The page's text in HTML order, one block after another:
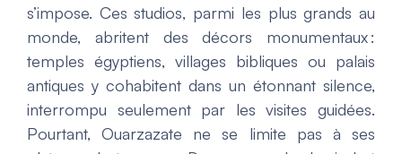
s’impose. Ces studios, parmi les plus grands au
monde, abritent des décors monumentaux :
temples égyptiens, villages bibliques ou palais
antiques y cohabitent dans un étonnant silence,
interrompu seulement par les visites guidées.
Pourtant, Ouarzazate ne se limite pas à ses